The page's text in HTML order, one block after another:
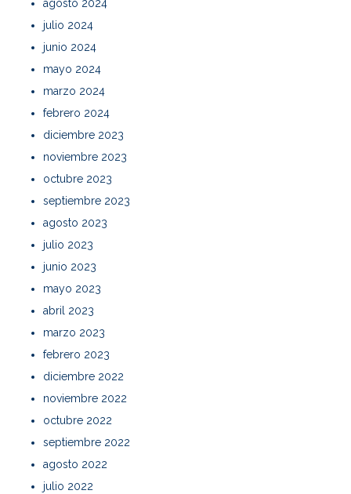
agosto 2024
julio 2024
junio 2024
mayo 2024
marzo 2024
febrero 2024
diciembre 2023
noviembre 2023
octubre 2023
septiembre 2023
agosto 2023
julio 2023
junio 2023
mayo 2023
abril 2023
marzo 2023
febrero 2023
diciembre 2022
noviembre 2022
octubre 2022
septiembre 2022
agosto 2022
julio 2022